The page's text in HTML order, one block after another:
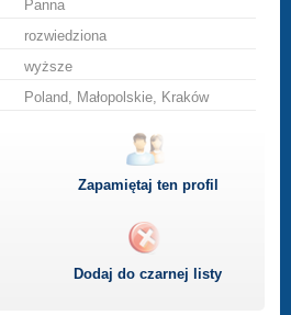
Panna
rozwiedziona
wyższe
Poland, Małopolskie, Kraków
Zapamiętaj ten profil
Dodaj do czarnej listy